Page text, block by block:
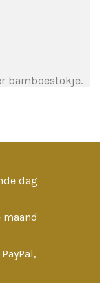
bamboestokje.
dag